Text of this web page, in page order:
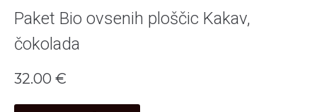
Paket Bio ovsenih ploščic Kakav,
čokolada
32.00 €